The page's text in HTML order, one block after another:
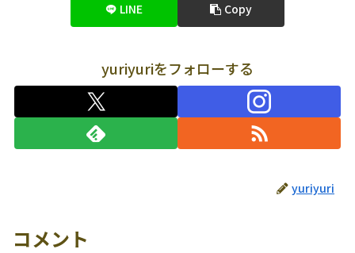
LINE
Copy
yuriyuriをフォローする
yuriyuri
コメント